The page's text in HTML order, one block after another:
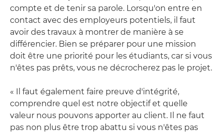
compte et de tenir sa parole. Lorsqu'on entre en
contact avec des employeurs potentiels, il faut
avoir des travaux à montrer de manière à se
différencier. Bien se préparer pour une mission
doit être une priorité pour les étudiants, car si vous
n'êtes pas prêts, vous ne décrocherez pas le projet.
« Il faut également faire preuve d'intégrité,
comprendre quel est notre objectif et quelle
valeur nous pouvons apporter au client. Il ne faut
pas non plus être trop abattu si vous n'êtes pas